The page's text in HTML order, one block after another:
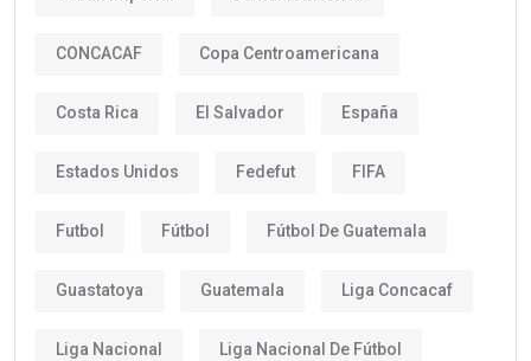
CONCACAF Copa Centroamericana
Costa Rica El Salvador España
Estados Unidos Fedefut FIFA
Futbol Fútbol Fútbol De Guatemala
Guastatoya Guatemala Liga Concacaf
Liga Nacional Liga Nacional De Fútbol